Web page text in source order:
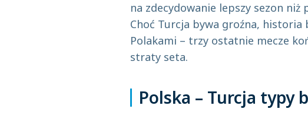
na zdecydowanie lepszy sezon
Choć Turcja bywa groźna,
Polakami – trzy ostatnie mecze
straty seta.
Polska – Turcja typy